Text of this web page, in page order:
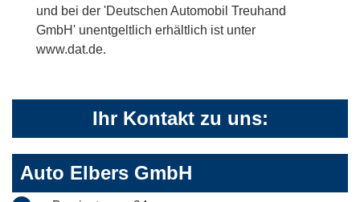
und bei der 'Deutschen Automobil Treuhand
GmbH' unentgeltlich erhältlich ist unter
www.dat.de.
Ihr Kontakt zu uns:
Auto Elbers GmbH